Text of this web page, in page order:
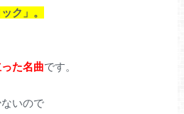
ク」。
た名曲です。
いので